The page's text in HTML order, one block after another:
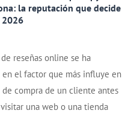
la reputación que decide
reseñas online se ha
el factor que más influye en
de compra de un cliente antes
una web o una tienda